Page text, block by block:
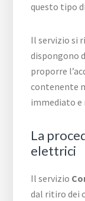
questo tipo
Il servizio si
dispongono
proporre
contenente
immediato
La
elettrici
Il servizio
dal ritiro dei